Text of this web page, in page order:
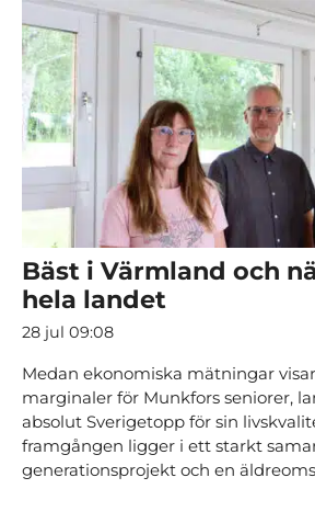
Bäst i Värmland och
hela landet
28 jul 09:08
Medan ekonomiska mätningar
marginaler för Munkfors seniorer,
absolut Sverigetopp för sin
framgången ligger i ett starkt
generationsprojekt och en